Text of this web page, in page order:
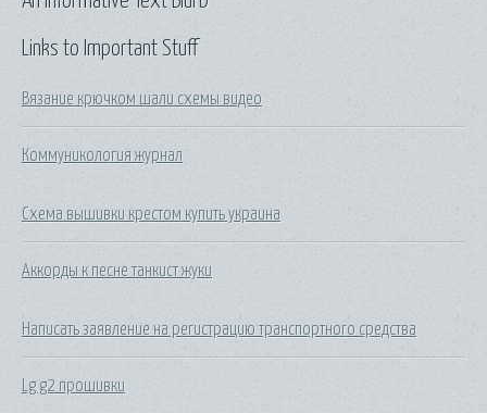
Links to Important Stuff
Вязание крючком шали схемы видео
Коммуникология журнал
Схема вышивки крестом купить украина
Аккорды к песне танкист жуки
Написать заявление на регистрацию транспортного средства
Lg g2 прошивки